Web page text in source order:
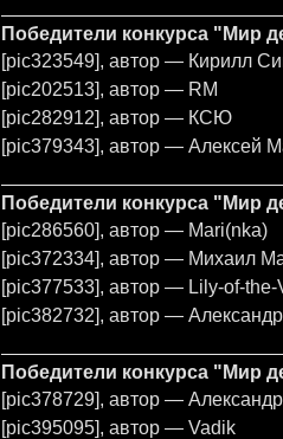
Победители конкурса "Мир
[pic323549], автор — Кирилл
[pic202513], автор — RM
[pic282912], автор — КСЮ
[pic379343], автор — Алексей
Победители конкурса "Мир
[pic286560], автор — Mari(nka)
[pic372334], автор — Михаил
[pic377533], автор — Lily-of-the-
[pic382732], автор —
Победители конкурса "Мир
[pic378729], автор — Александр
[pic395095], автор — Vadik